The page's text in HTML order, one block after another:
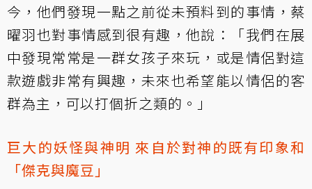
今，他們發現一點之前從未預料到的事情，蔡
曜羽也對事情感到很有趣，他說：「我們在展
中發現常常是一群女孩子來玩，或是情侶對這
款遊戲非常有興趣，未來也希望能以情侶的客
群為主，可以打個折之類的。」
巨大的妖怪與神明 來自於對神的既有印象和
「傑克與魔豆」